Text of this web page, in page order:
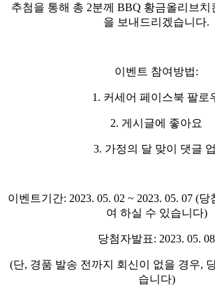
추첨을 통해 총 2분께 BBQ 황금올리브치
을 보내드리겠습니다.
이벤트 참여방법:
1. 커세어 페이스북 팔로
2. 게시글에 좋아요
3. 가정의 달 맞이 댓글 업
이벤트기간: 2023. 05. 02 ~ 2023. 05. 07 (당
여 하실 수 있습니다)
당첨자발표: 2023. 05. 08
(단, 경품 발송 전까지 회신이 없을 경우,
습니다)